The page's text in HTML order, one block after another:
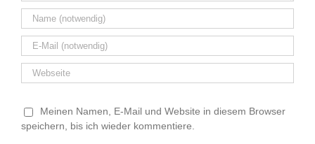
Meinen Namen, E-Mail und Website in diesem Browser
speichern, bis ich wieder kommentiere.